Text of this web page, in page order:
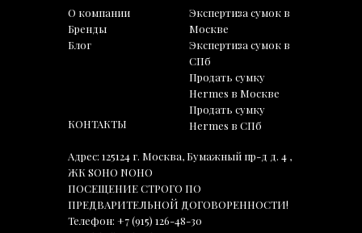
О компании
Бренды
Блог
Экспертиза сумок в
Москве
Экспертиза сумок в
СПб
Продать сумку
Hermes в Москве
Продать сумку
Hermes в СПб
КОНТАКТЫ
Адрес: 125124 г. Москва, Бумажный пр-д д. 4 ,
ЖК SOHO NOHO
ПОСЕЩЕНИЕ СТРОГО ПО
ПРЕДВАРИТЕЛЬНОЙ ДОГОВОРЕННОСТИ!
Телефон: +7 (915) 126-48-30